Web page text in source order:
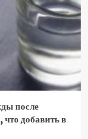
после
добавить в